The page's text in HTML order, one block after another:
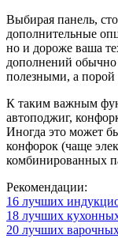
Выбирая панель,
дополнительные
но и дороже ваша
дополнений
полезными, а
К таким важным
автоподжиг,
Иногда это может
конфорок (чаще
комбинированных
Рекомендации:
16 лучших
18 лучших
20 лучших